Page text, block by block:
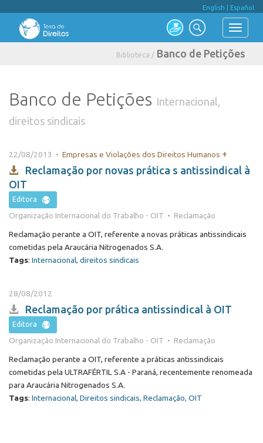
English Español
Biblioteca / Banco de Petições
Banco de Petições Internacional,
direitos sindicais
22/08/2013 • Empresas e Violações dos Direitos Humanos +
Reclamação por novas prática s antissindical à
OIT
Editora
Organização Internacional do Trabalho - OIT • Reclamação
Reclamação perante a OIT, referente a novas práticas antissindicais
cometidas pela Araucária Nitrogenados S.A.
Tags: Internacional, direitos sindicais
28/08/2012
Reclamação por prática antissindical à OIT
Editora
Organização Internacional do Trabalho - OIT • Reclamação
Reclamação perante a OIT, referente a práticas antissindicais
cometidas pela ULTRAFÉRTIL S.A - Paraná, recentemente renomeada
para Araucária Nitrogenados S.A.
Tags: Internacional, Direitos sindicais, Reclamação, OIT